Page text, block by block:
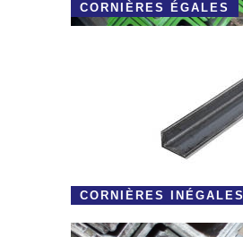
CORNIÈRES ÉGALES
CORNIÈRES INÉGALES